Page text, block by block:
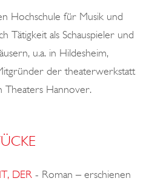
Hochschule für Musik und
Tätigkeit als Schauspieler und
u.a. in Hildesheim,
der theaterwerkstatt
Theaters Hannover.
DER - Roman – erschienen